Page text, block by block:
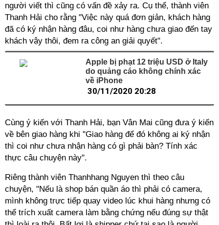
người viết thì cũng có vấn đề xảy ra. Cụ thể, thành viên
Thanh Hải cho rằng "Việc này quá đơn giản, khách hàng
đã có ký nhận hàng đâu, coi như hàng chưa giao đến tay
khách vậy thôi, đem ra công an giải quyết".
Apple bị phạt 12 triệu USD ở Italy
do quảng cáo không chính xác
về iPhone
30/11/2020 20:28
Cùng ý kiến với Thanh Hải, bạn Vân Mai cũng đưa ý kiến
về bên giao hàng khi "Giao hàng để đó không ai ký nhận
thì coi như chưa nhận hàng có gì phải bàn? Tính xác
thực câu chuyện này".
Riêng thành viên Thanhhang Nguyen thì theo câu
chuyện, "Nếu là shop bán quần áo thì phải có camera,
mình không trực tiếp quay video lúc khui hàng nhưng có
thể trích xuất camera làm bằng chứng nếu đúng sự thật